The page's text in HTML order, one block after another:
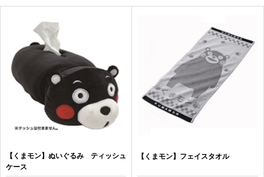
【くまモン】ぬいぐるみ ティッシュ
ケース
【くまモン】フェイスタオル